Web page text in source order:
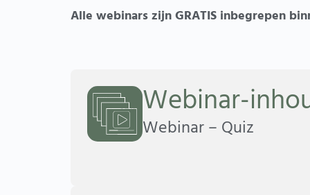
Alle webinars zijn GRATIS inbegrepen
Webinar-
Webinar – Quiz